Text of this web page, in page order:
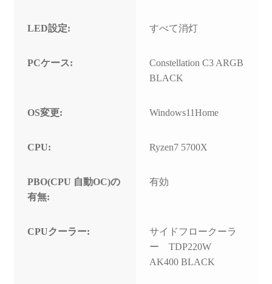
LED設定: すべて消灯
PCケース:
Constellation C3 ARGB
BLACK
OS変更: Windows11Home
CPU: Ryzen7 5700X
PBO(CPU 自動OC)の
有無:
有効
CPUクーラー:
サイドフロークーラ
ー TDP220W
AK400 BLACK